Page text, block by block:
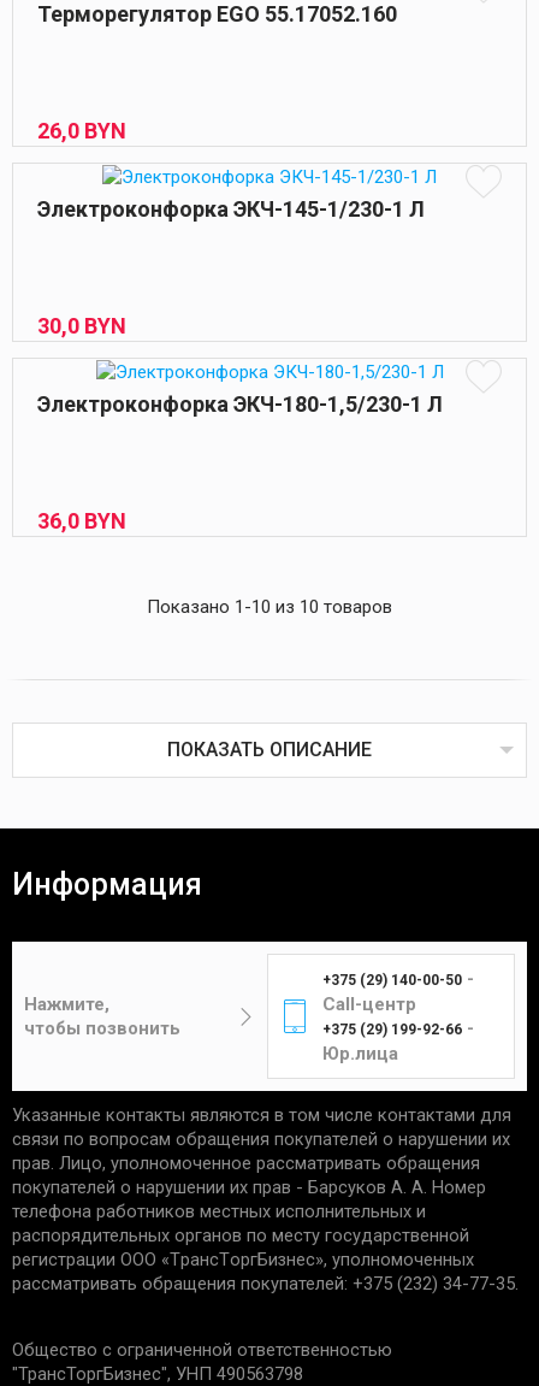
Терморегулятор EGO 55.17052.160
26,0 BYN
Электроконфорка ЭКЧ-145-1/230-1 Л
30,0 BYN
Электроконфорка ЭКЧ-180-1,5/230-1 Л
36,0 BYN
Показано 1-10 из 10 товаров
ПОКАЗАТЬ ОПИСАНИЕ
Информация
Нажмите,
чтобы позвонить
+375 (29) 140-00-50 -
Call-центр
+375 (29) 199-92-66 -
Юр.лица
Указанные контакты являются в том числе контактами для
связи по вопросам обращения покупателей о нарушении их
прав. Лицо, уполномоченное рассматривать обращения
покупателей о нарушении их прав - Барсуков А. А. Номер
телефона работников местных исполнительных и
распорядительных органов по месту государственной
регистрации ООО «TрaнcТopгБизнec», уполномоченных
рассматривать обращения покупателей: +375 (232) 34-77-35.
Общество с ограниченной ответственностью
"ТрансТоргБизнес", УНП 490563798